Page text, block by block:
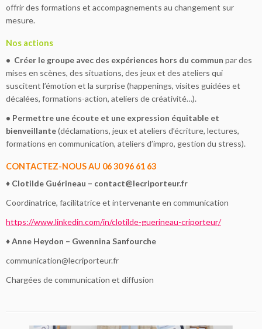
offrir des formations et accompagnements au changement sur
mesure.
Nos actions
• Créer le groupe avec des expériences hors du commun par des
mises en scènes, des situations, des jeux et des ateliers qui
suscitent l’émotion et la surprise (happenings, visites guidées et
décalées, formations-action, ateliers de créativité…).
• Permettre une écoute et une expression équitable et
bienveillante(déclamations, jeux et ateliers d’écriture, lectures,
formations en communication, ateliers d’impro, gestion du stress).
CONTACTEZ-NOUS AU 06 30 96 61 63
♦ Clotilde Guérineau – contact@lecriporteur.fr
Coordinatrice, facilitatrice et intervenante en communication
https://www.linkedin.com/in/clotilde-guerineau-criporteur/
♦Anne Heydon – Gwennina Sanfourche
communication@lecriporteur.fr
Chargées de communication et diffusion